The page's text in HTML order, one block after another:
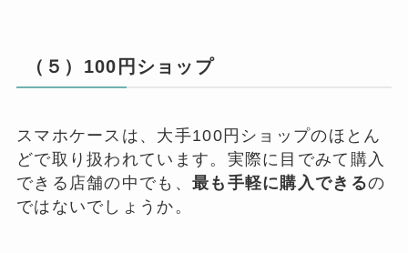
（５）100円ショップ
スマホケースは、大手100円ショップのほとん
どで取り扱われています。実際に目でみて購入
できる店舗の中でも、 最も手軽に購入できるの
ではないでしょうか。